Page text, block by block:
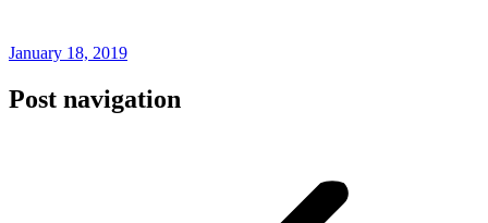
January 18, 2019
Post navigation